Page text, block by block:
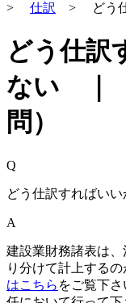
> 仕訳 > どう仕
どう仕訳
ない ｜
問）
Q
どう仕訳すればい
A
建設業財務諸表は
り分けて計上するの
はこちら をご覧下さ